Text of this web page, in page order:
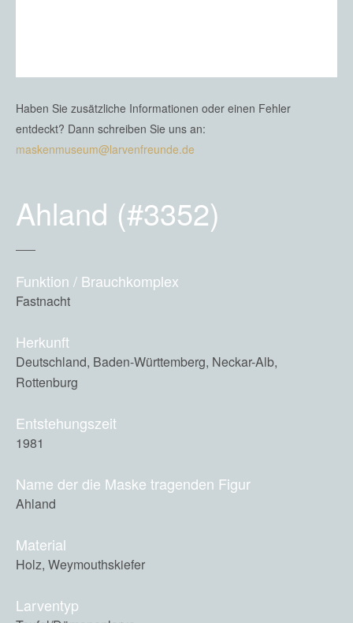
Haben Sie zusätzliche Informationen oder einen Fehler
entdeckt? Dann schreiben Sie uns an:
maskenmuseum@larvenfreunde.de
Ahland (#3352)
Funktion / Brauchkomplex
Fastnacht
Herkunft
Deutschland, Baden-Württemberg, Neckar-Alb,
Rottenburg
Entstehungszeit
1981
Name der die Maske tragenden Figur
Ahland
Material
Holz, Weymouthskiefer
Larventyp